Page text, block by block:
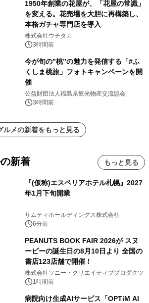
1950年創業の花屋が、「花屋の常識」
を変える。花売場を大胆に再構築し、
本格ガチャ専門店を導入
株式会社ウチタカ
3時間前
今が旬の”桃”の魅力を発信する「#ふ
くしま桃旅」フォトキャンペーンを開
催
公益財団法人福島県観光物産交流協会
3時間前
ルメの新着をもっと見る
新着 もっと見る
『(仮称)エスペリアホテル札幌』2027
年1月下旬開業
サムティホールディングス株式会社
6分前
PEANUTS BOOK FAIR 2026が スヌ
ーピーの誕生日の8月10日より 全国の
書店123店舗で開催！
株式会社ソニー・クリエイティブプロダクツ
1時間前
病院向け生成AIサービス「OPTiM AI